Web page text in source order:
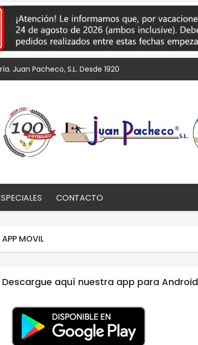
Juan Pacheco, S.L. Desde 1920
CONTACTO
APP MOVIL
Descargue aquí nuestra app para Android